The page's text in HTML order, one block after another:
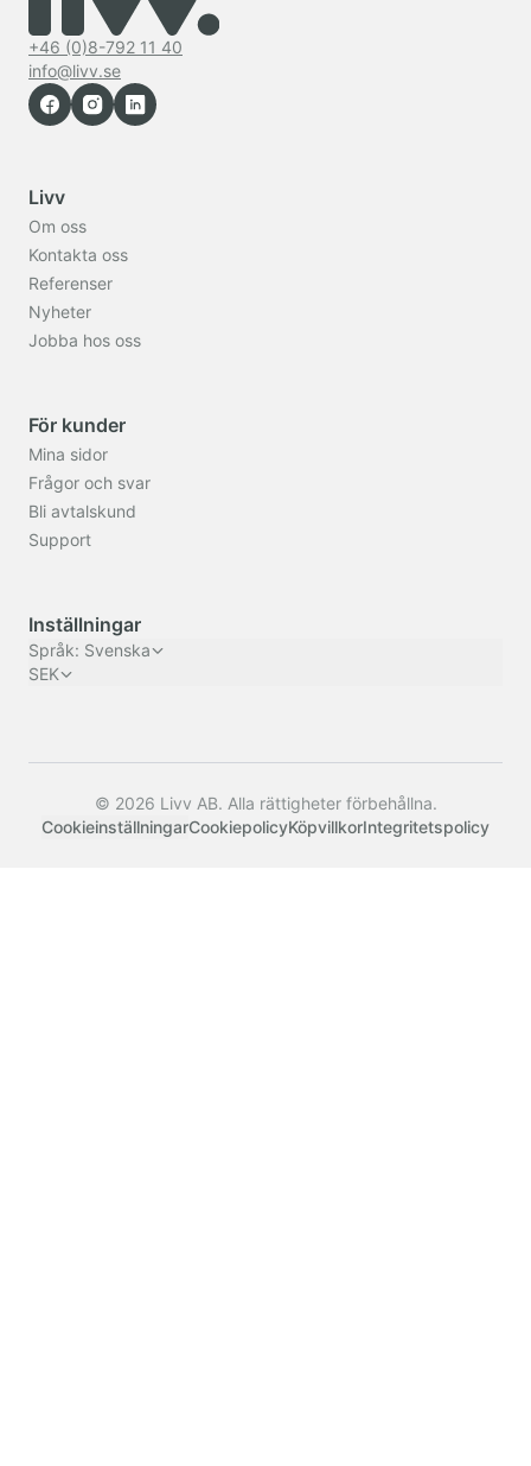
+46 (0)8-792 11 40
info@livv.se
Livv
Om oss
Kontakta oss
Referenser
Nyheter
Jobba hos oss
För kunder
Mina sidor
Frågor och svar
Bli avtalskund
Support
Inställningar
Språk: Svenska
SEK
© 2026 Livv AB. Alla rättigheter förbehållna.
CookieinställningarCookiepolicyKöpvillkorIntegritetspolicy